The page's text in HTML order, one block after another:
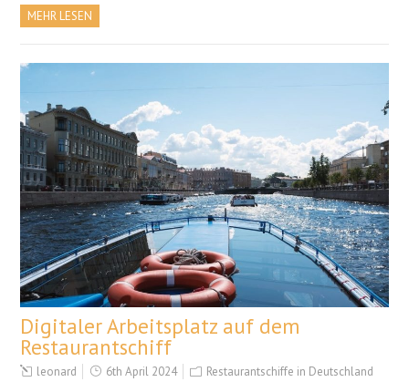
MEHR LESEN
Digitaler Arbeitsplatz auf dem
Restaurantschiff
leonard 6th April 2024 Restaurantschiffe in Deutschland